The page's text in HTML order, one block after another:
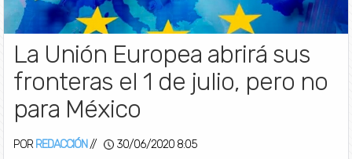
La Unión Europea abrirá sus
fronteras el 1 de julio, pero no
para México
POR REDACCIÓN // 30/06/2020 8:05